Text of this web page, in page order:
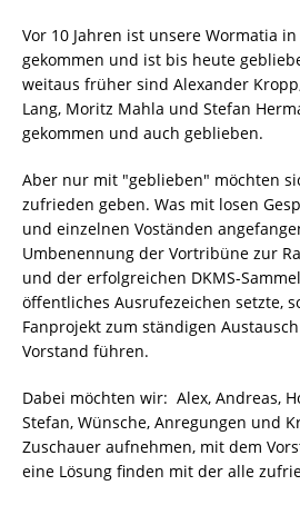
Vor 10 Jahren ist unsere Wormatia
gekommen und ist bis heute
weitaus früher sind Alexander
Lang, Moritz Mahla und Stefan
gekommen und auch geblieben.
Aber nur mit "geblieben" möchten
zufrieden geben. Was mit losen
und einzelnen Voständen
Umbenennung der Vortribüne zur
und der erfolgreichen DKMS-
öffentliches Ausrufezeichen setzte,
Fanprojekt zum ständigen
Vorstand führen.
Dabei möchten wir: Alex, Andreas,
Stefan, Wünsche, Anregungen und
Zuschauer aufnehmen, mit dem
eine Lösung finden mit der alle